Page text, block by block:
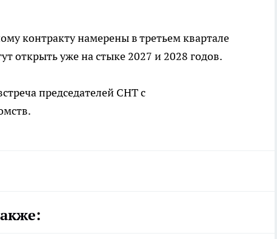
контракту намерены в третьем квартале
открыть уже на стыке 2027 и 2028 годов.
председателей СНТ с